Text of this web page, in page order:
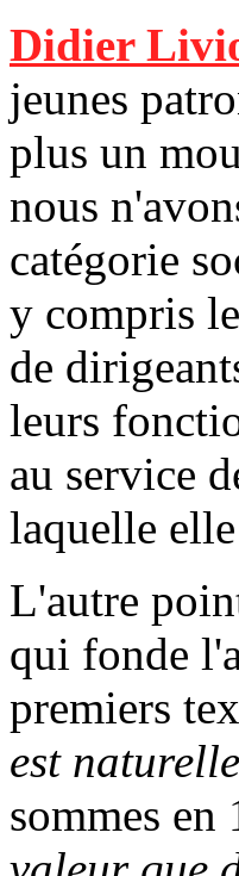
Didier
jeunes
plus un
nous
catégorie
y compris
de
leurs
au service
laquelle
L'autre
qui fonde
premiers
est
sommes en